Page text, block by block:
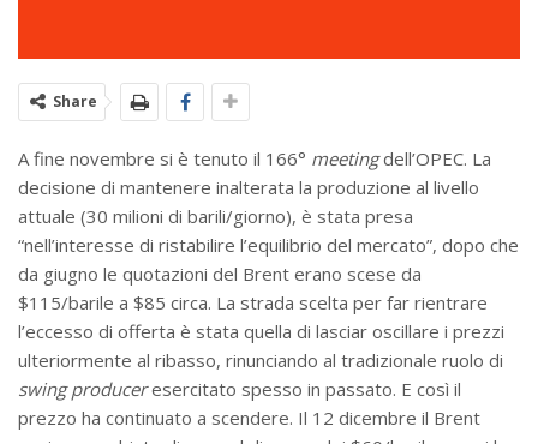
Share
A fine novembre si è tenuto il 166° meetingdell’OPEC. La
decisione di mantenere inalterata la produzione al livello
attuale (30 milioni di barili/giorno), è stata presa
“nell’interesse di ristabilire l’equilibrio del mercato”, dopo che
da giugno le quotazioni del Brent erano scese da
$115/barile a $85 circa. La strada scelta per far rientrare
l’eccesso di offerta è stata quella di lasciar oscillare i prezzi
ulteriormente al ribasso, rinunciando al tradizionale ruolo di
swing produceresercitato spesso in passato. E così il
prezzo ha continuato a scendere. Il 12 dicembre il Brent